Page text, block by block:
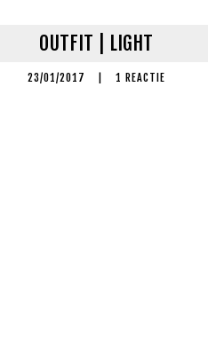
OUTFIT | LIGHT
23/01/2017 1 REACTIE